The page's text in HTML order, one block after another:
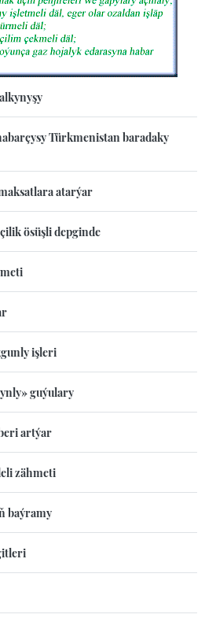
Türkmenistan baradaky
atarýar
ösüşli depginde
işleri
guýulary
artýar
zähmeti
baýramy